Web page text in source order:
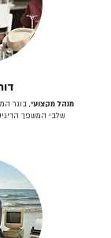
מנהל מקצועי, בוגר
שלבי המשפך